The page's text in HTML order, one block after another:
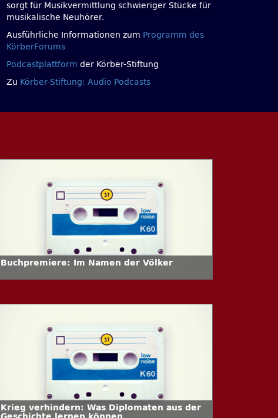
sorgt für Musikvermittlung schwieriger Stücke für
musikalische Neuhörer.
Ausführliche Informationen zum Programm des
KörberForums
Podcastplattform der Körber-Stiftung
Zu Körber-Stiftung: Audio Podcasts
Buchpremiere: Im Namen der Völker
Krieg verhindern: Was Diplomaten aus der